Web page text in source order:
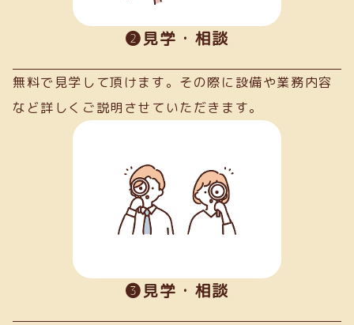
➋見学・相談
無料で見学して頂けます。その際に設備や業務内容
など詳しくご説明させていただきます。
➌見学・相談